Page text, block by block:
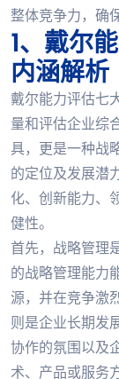
整体竞争力，确
1、戴尔
内涵解析
戴尔能力评估七
量和评估企业综
具，更是一种战
的定位及发展潜
化、创新能力、
健性。
首先，战略管理
的战略管理能力
源，并在竞争激
则是企业长期发
协作的氛围以及
术、产品或服务